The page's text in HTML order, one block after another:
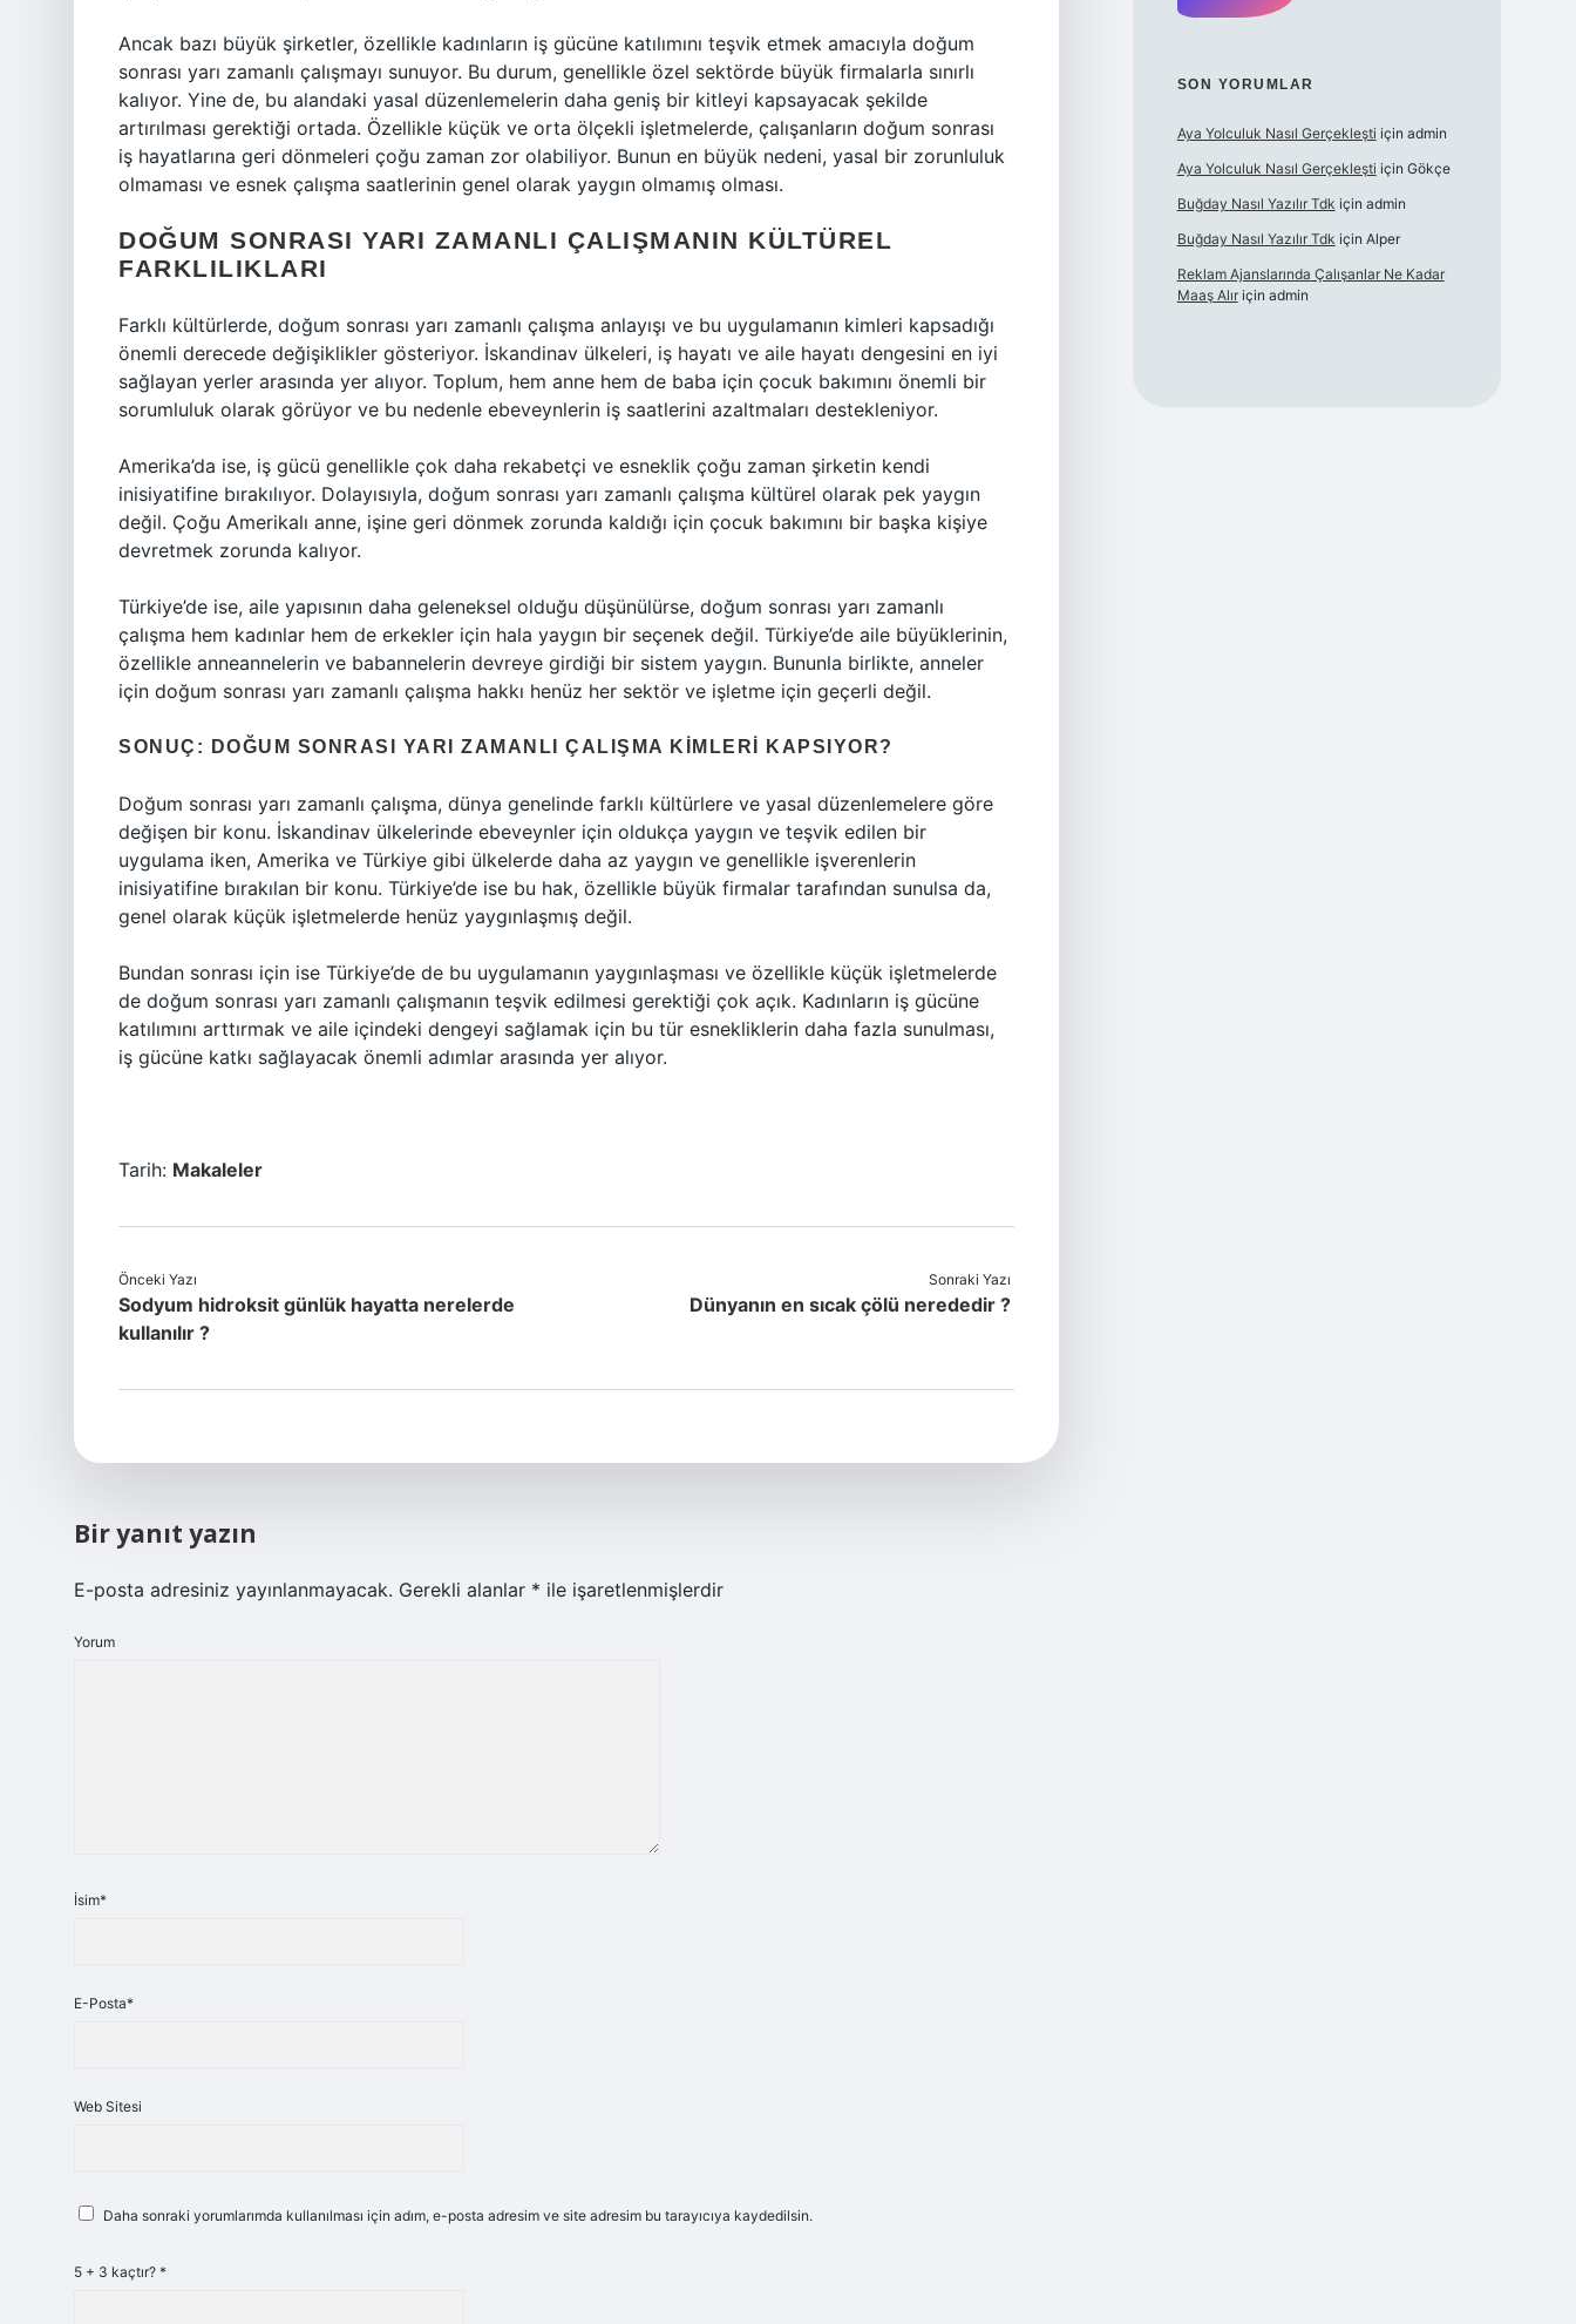
Ancak bazı büyük şirketler, özellikle kadınların iş gücüne katılımını teşvik etmek amacıyla doğum
sonrası yarı zamanlı çalışmayı sunuyor. Bu durum, genellikle özel sektörde büyük firmalarla sınırlı
kalıyor. Yine de, bu alandaki yasal düzenlemelerin daha geniş bir kitleyi kapsayacak şekilde
artırılması gerektiği ortada. Özellikle küçük ve orta ölçekli işletmelerde, çalışanların doğum sonrası
iş hayatlarına geri dönmeleri çoğu zaman zor olabiliyor. Bunun en büyük nedeni, yasal bir zorunluluk
olmaması ve esnek çalışma saatlerinin genel olarak yaygın olmamış olması.
DOĞUM SONRASI YARI ZAMANLI ÇALIŞMANIN KÜLTÜREL
FARKLILIKLARI
Farklı kültürlerde, doğum sonrası yarı zamanlı çalışma anlayışı ve bu uygulamanın kimleri kapsadığı
önemli derecede değişiklikler gösteriyor. İskandinav ülkeleri, iş hayatı ve aile hayatı dengesini en iyi
sağlayan yerler arasında yer alıyor. Toplum, hem anne hem de baba için çocuk bakımını önemli bir
sorumluluk olarak görüyor ve bu nedenle ebeveynlerin iş saatlerini azaltmaları destekleniyor.
Amerika’da ise, iş gücü genellikle çok daha rekabetçi ve esneklik çoğu zaman şirketin kendi
inisiyatifine bırakılıyor. Dolayısıyla, doğum sonrası yarı zamanlı çalışma kültürel olarak pek yaygın
değil. Çoğu Amerikalı anne, işine geri dönmek zorunda kaldığı için çocuk bakımını bir başka kişiye
devretmek zorunda kalıyor.
Türkiye’de ise, aile yapısının daha geleneksel olduğu düşünülürse, doğum sonrası yarı zamanlı
çalışma hem kadınlar hem de erkekler için hala yaygın bir seçenek değil. Türkiye’de aile büyüklerinin,
özellikle anneannelerin ve babannelerin devreye girdiği bir sistem yaygın. Bununla birlikte, anneler
için doğum sonrası yarı zamanlı çalışma hakkı henüz her sektör ve işletme için geçerli değil.
SONUÇ: DOĞUM SONRASI YARI ZAMANLI ÇALIŞMA KIMLERI KAPSIYOR?
Doğum sonrası yarı zamanlı çalışma, dünya genelinde farklı kültürlere ve yasal düzenlemelere göre
değişen bir konu. İskandinav ülkelerinde ebeveynler için oldukça yaygın ve teşvik edilen bir
uygulama iken, Amerika ve Türkiye gibi ülkelerde daha az yaygın ve genellikle işverenlerin
inisiyatifine bırakılan bir konu. Türkiye’de ise bu hak, özellikle büyük firmalar tarafından sunulsa da,
genel olarak küçük işletmelerde henüz yaygınlaşmış değil.
Bundan sonrası için ise Türkiye’de de bu uygulamanın yaygınlaşması ve özellikle küçük işletmelerde
de doğum sonrası yarı zamanlı çalışmanın teşvik edilmesi gerektiği çok açık. Kadınların iş gücüne
katılımını arttırmak ve aile içindeki dengeyi sağlamak için bu tür esnekliklerin daha fazla sunulması,
iş gücüne katkı sağlayacak önemli adımlar arasında yer alıyor.
Tarih: Makaleler
Önceki Yazı
Sodyum hidroksit günlük hayatta nerelerde
kullanılır ?
Sonraki Yazı
Dünyanın en sıcak çölü nerededir ?
Bir yanıt yazın
E-posta adresiniz yayınlanmayacak. Gerekli alanlar * ile işaretlenmişlerdir
Yorum
İsim*
E-Posta*
Web Sitesi
Daha sonraki yorumlarımda kullanılması için adım, e-posta adresim ve site adresim bu tarayıcıya kaydedilsin.
5 + 3 kaçtır? *
SON YORUMLAR
Aya Yolculuk Nasıl Gerçekleşti için admin
Aya Yolculuk Nasıl Gerçekleşti için Gökçe
Buğday Nasıl Yazılır Tdk için admin
Buğday Nasıl Yazılır Tdk için Alper
Reklam Ajanslarında Çalışanlar Ne Kadar
Maaş Alıriçin admin